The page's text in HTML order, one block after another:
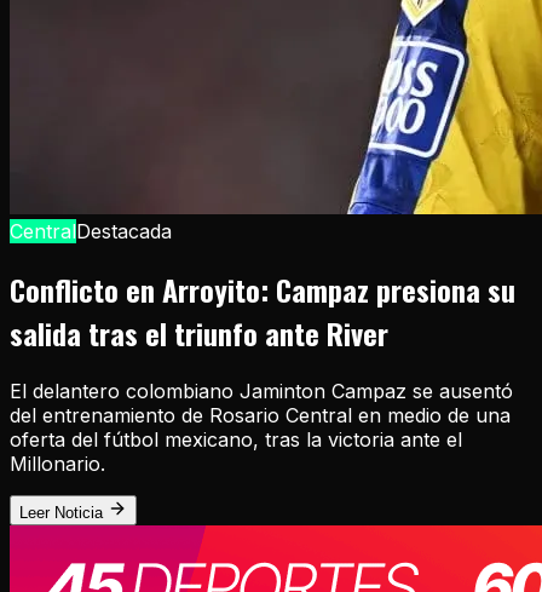
CentralDestacada
Conflicto en Arroyito: Campaz presiona su
salida tras el triunfo ante River
El delantero colombiano Jaminton Campaz se ausentó
del entrenamiento de Rosario Central en medio de una
oferta del fútbol mexicano, tras la victoria ante el
Millonario.
Leer Noticia